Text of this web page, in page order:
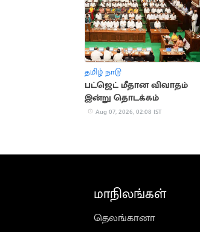
தமிழ் நாடு
பட்ஜெட் மீதான விவாதம்
இன்று தொடக்கம்
Aug 07, 2026, 02:08 IST
மாநிலங்கள்
தெலங்கானா